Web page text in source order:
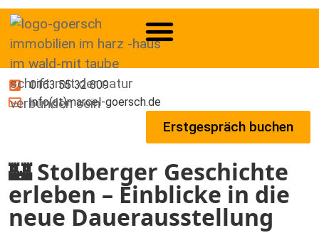
0163 55 32 809
info(at)marcel-goersch.de
Erstgespräch buchen
🏰 Stolberger Geschichte
erleben – Einblicke in die
neue Dauerausstellung